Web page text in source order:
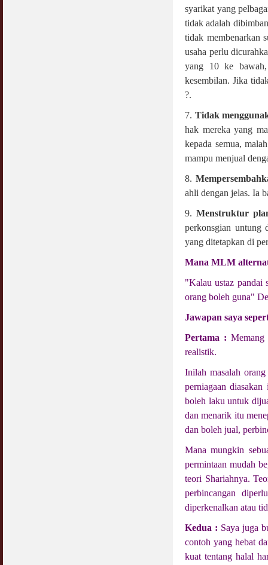
syarikat yang
tidak adalah
tidak membenarkan
usaha perlu
yang 10 ke
kesembilan. Jika
?.
7. Tidak
hak mereka yang
kepada semua,
mampu menjual
8.
ahli dengan jelas. Ia
9.Menstruktur
perkonsgian untung
yang ditetapkan di
Mana MLM
"Kalau ustaz pandai
orang boleh guna"
Jawapan saya
Pertama :
realistik.
Inilah masalah
perniagaan
boleh laku untuk
dan menarik itu
dan boleh jual,
Mana mungkin
permintaan mudah
teori Shariahnya.
perbincangan
diperkenalkan atau
Kedua : Saya juga
contoh yang hebat
kuat tentang halal